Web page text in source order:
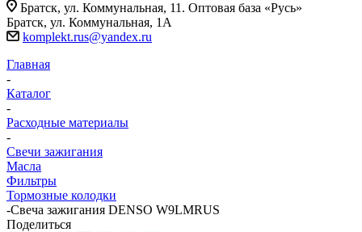
Братск, ул. Коммунальная, 11. Оптовая база «Русь»
Братск, ул. Коммунальная, 1А
komplekt.rus@yandex.ru
Главная
-
Каталог
-
Расходные материалы
-
Свечи зажигания
Масла
Фильтры
Тормозные колодки
-Свеча зажигания DENSO W9LMRUS
Поделиться